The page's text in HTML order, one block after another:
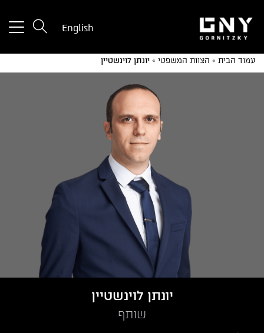
English
עמוד הבית » הצוות המשפטי » יונתן לוינשטיין
יונתן לוינשטיין
שותף